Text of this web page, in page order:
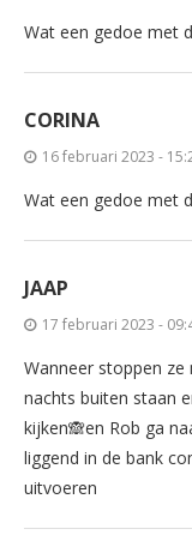
Wat een gedoe met
CORINA
16 februari 2023 -
Wat een gedoe met
JAAP
17 februari 2023 -
Wanneer stoppen
nachts buiten staan
kijken🙈en Rob ga
liggend in de bank
uitvoeren